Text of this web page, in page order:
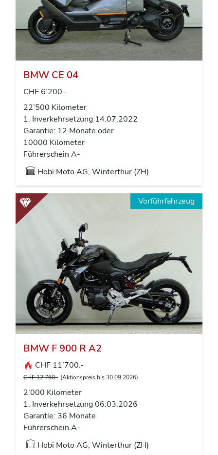
BMW CE 04
CHF 6’200.-
22’500 Kilometer
1. Inverkehrsetzung 14.07.2022
Garantie: 12 Monate oder
10000 Kilometer
Führerschein A-
Hobi Moto AG, Winterthur (ZH)
Vorführfahrzeug
BMW F 900 R A2
CHF 11’700.-
CHF 12’760.- (Aktionspreis bis 30.09.2026)
2’000 Kilometer
1. Inverkehrsetzung 06.03.2026
Garantie: 36 Monate
Führerschein A-
Hobi Moto AG, Winterthur (ZH)